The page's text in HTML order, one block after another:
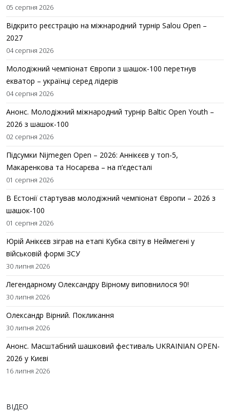
05 серпня 2026
Відкрито реєстрацію на міжнародний турнір Salou Open –
2027
04 серпня 2026
Молодіжний чемпіонат Європи з шашок-100 перетнув
екватор – українці серед лідерів
04 серпня 2026
Анонс. Молодіжний міжнародний турнір Baltic Open Youth –
2026 з шашок-100
02 серпня 2026
Підсумки Nijmegen Open – 2026: Аннікєєв у топ-5,
Макаренкова та Носарєва – на п’єдесталі
01 серпня 2026
В Естонії стартував молодіжний чемпіонат Європи – 2026 з
шашок-100
01 серпня 2026
Юрій Анікєєв зіграв на етапі Кубка світу в Неймегені у
військовій формі ЗСУ
30 липня 2026
Легендарному Олександру Вірному виповнилося 90!
30 липня 2026
Олександр Вірний. Покликання
30 липня 2026
Анонс. Масштабний шашковий фестиваль UKRAINIAN OPEN-
2026 у Києві
16 липня 2026
ВІДЕО